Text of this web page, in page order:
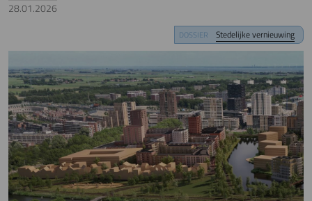
28.01.2026
DOSSIER Stedelijke vernieuwing